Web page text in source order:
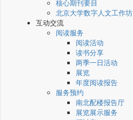
核心期刊要目
北京大学数字人文工作坊
互动交流
阅读服务
阅读活动
读书分享
两季一日活动
展览
年度阅读报告
服务预约
南北配楼报告厅
展览展示服务